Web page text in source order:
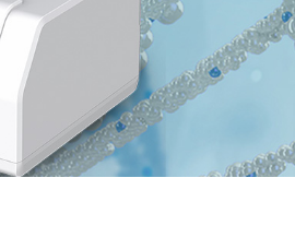
русский
español
português
العربية